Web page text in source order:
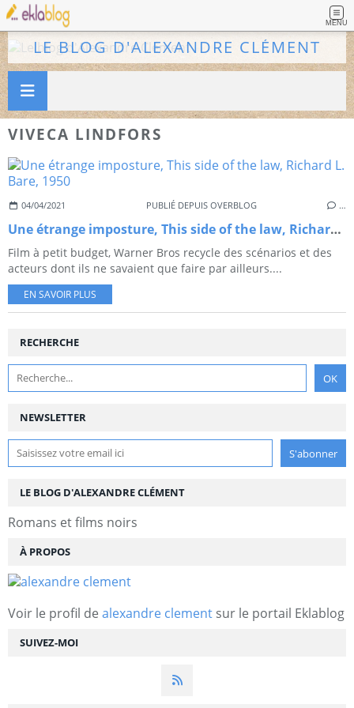
MENU
LE BLOG D'ALEXANDRE CLÉMENT
VIVECA LINDFORS
04/04/2021 PUBLIÉ DEPUIS OVERBLOG …
Une étrange imposture, This side of the law, Richard L. Bare, 1950
Film à petit budget, Warner Bros recycle des scénarios et des
acteurs dont ils ne savaient que faire par ailleurs....
EN SAVOIR PLUS
NEWSLETTER
SUIVEZ-MOI
RECHERCHE
LE BLOG D'ALEXANDRE CLÉMENT
Romans et films noirs
À PROPOS
Voir le profil de alexandre clement sur le portail Eklablog